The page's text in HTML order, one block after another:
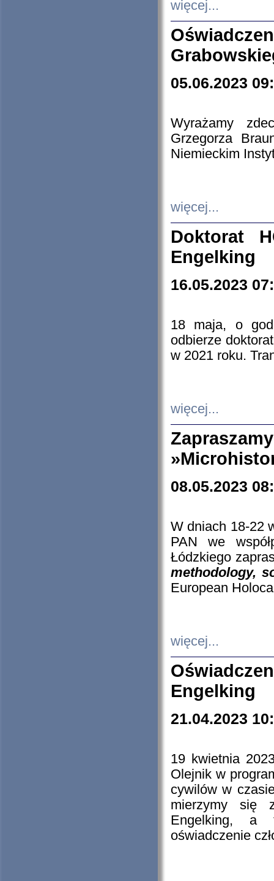
więcej...
05.06.2023
Wyrażamy
Grzegorza
Niemieckim
więcej...
Doktorat
Engelking
16.05.2023
18 maja, o
odbierze
w 2021 roku.
więcej...
08.05.2023
W dniach 18-22
PAN we
Łódzkiego
methodology,
European
więcej...
Engelking
21.04.2023
19 kwietnia
Olejnik w
cywilów w
mierzymy się
Engelking, a
oświadczenie